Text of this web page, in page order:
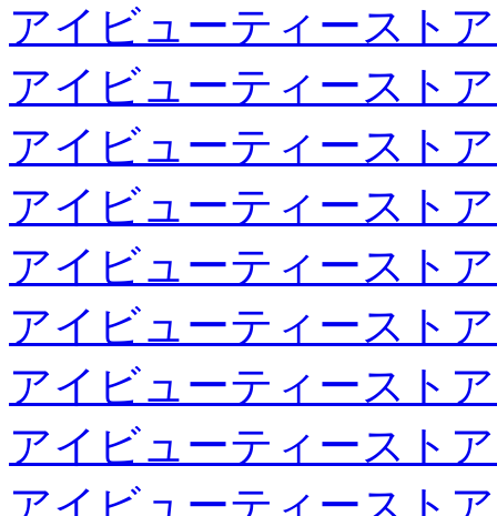
アイビューティースト
アイビューティースト
アイビューティースト
アイビューティースト
アイビューティースト
アイビューティースト
アイビューティースト
アイビューティースト
アイビューティースト